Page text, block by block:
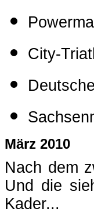
City-
März 2010
Nach dem
Und die
Kader...